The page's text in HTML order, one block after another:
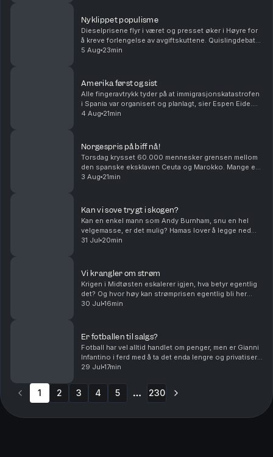
Nyklippet populisme
Dieselprisene flyr i været og presset øker i Høyre for
å kreve forlengelse av avgiftskuttene. Quislingdebatt i
Sverige, den norske landssvikeren er aktualisert i
5 Aug 23min
Amerika først og sist
Alle fingeravtrykk tyder på at immigrasjonskatastrofen
i Spania var organisert og planlagt, sier Espen Eide.
Bør det innføre et tak for samlede velferdsytelser er
4 Aug 21min
Norgespris på biff nå!
Torsdag krysset 60.000 mennesker grensen mellom
den spanske eksklaven Ceuta og Marokko. Mange er
drept og alle skylder på hverandre i sakens anledning,
3 Aug 21min
Kan vi sove trygt i skogen?
Kan en enkel mann som Andy Burnham, snu en hel
velgemasse, er det mulig? Hamas lover å legge ned
våpenet, er det et gjennombrudd eller er det ren
31 Jul 20min
Vi krangler om strøm
Krigen i Midtøsten eskalerer igjen, hva betyr egentlig
det? Og hvor høy kan strømprisen egentlig bli her
hjemme? Med Hanne Skartveit, Ayesha Wolasmal og
30 Jul 16min
Er fotballen til salgs?
Fotball har vel alltid handlet om penger, men er Gianni
Infantino i ferd med å ta det enda lengre og privatisere
fotball-VM. Og hvem skal lede an i debatten om
29 Jul 17min
1 2 3 4 5 230